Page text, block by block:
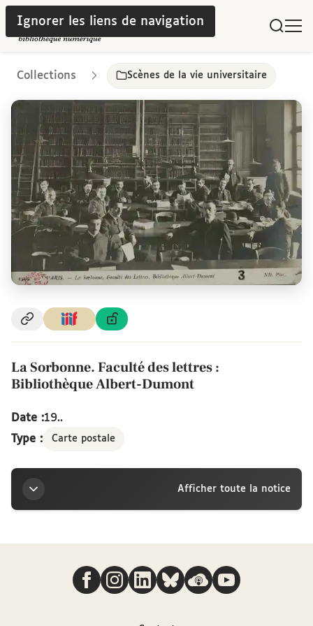
Ignorer les liens de navigation
Collections Scènes de la vie universitaire
La Sorbonne. Faculté des lettres :
Bibliothèque Albert-Dumont
Date :19..
Type :
Carte postale
Afficher toute la notice
Titre
La Sorbonne. Faculté des lettres : Bibliothèque
Albert-Dumont
Nous suivre